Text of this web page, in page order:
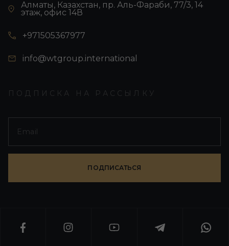
Алматы, Казахстан, пр. Аль-Фараби, 77/3, 14
этаж, офис 14В
+971505367977
info@wtgroup.international
ПОДПИСКА НА РАССЫЛКУ
ПОДПИСАТЬСЯ